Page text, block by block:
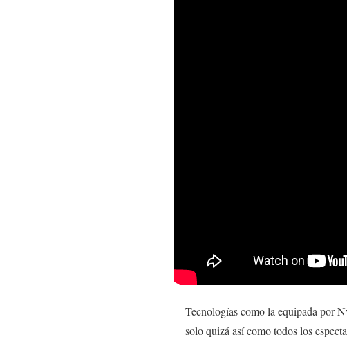
Tecnologías como la equipada por
solo quizá así como todos los